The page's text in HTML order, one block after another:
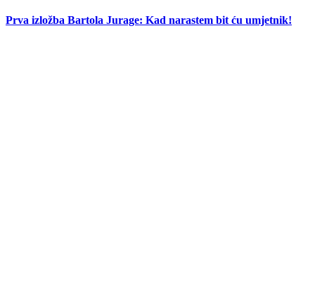
Prva izložba Bartola Jurage: Kad narastem bit ću umjetnik!